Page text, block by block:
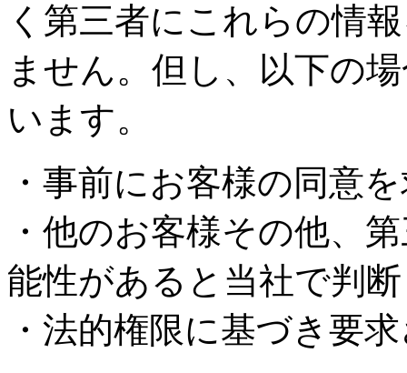
く第三者にこれらの情
ません。但し、以下の
います。
・事前にお客様の同意
・他のお客様その他、
能性があると当社で判
・法的権限に基づき要